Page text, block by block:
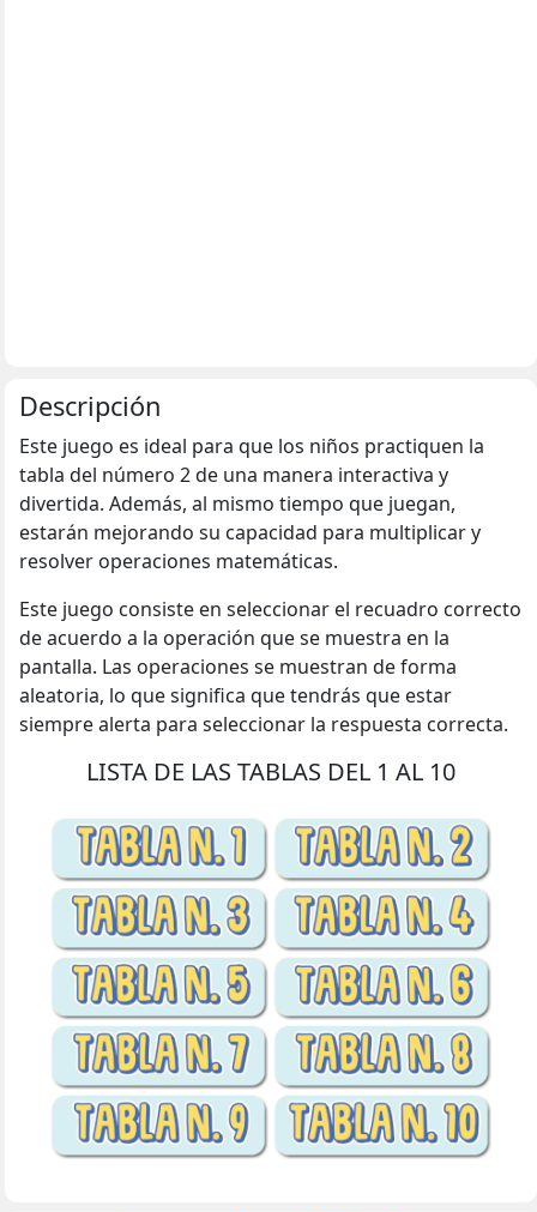
Descripción
Este juego es ideal para que los niños practiquen la
tabla del número 2 de una manera interactiva y
divertida. Además, al mismo tiempo que juegan,
estarán mejorando su capacidad para multiplicar y
resolver operaciones matemáticas.
Este juego consiste en seleccionar el recuadro correcto
de acuerdo a la operación que se muestra en la
pantalla. Las operaciones se muestran de forma
aleatoria, lo que significa que tendrás que estar
siempre alerta para seleccionar la respuesta correcta.
LISTA DE LAS TABLAS DEL 1 AL 10